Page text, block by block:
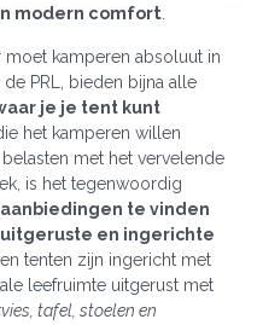
modern comfort
kamperen absoluut in
PRL, bieden bijna alle
je je tent kunt
het kamperen willen
met het vervelende
is het tegenwoordig
te vinden
en ingerichte
tenten zijn ingericht met
leefruimte uitgerust met
tafel, stoelen en